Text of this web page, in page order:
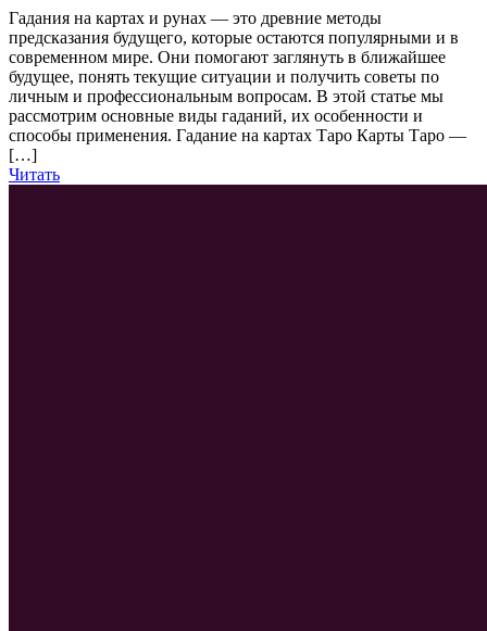
Гадания на картах и рунах — это древние методы
предсказания будущего, которые остаются популярными и в
современном мире. Они помогают заглянуть в ближайшее
будущее, понять текущие ситуации и получить советы по
личным и профессиональным вопросам. В этой статье мы
рассмотрим основные виды гаданий, их особенности и
способы применения. Гадание на картах Таро Карты Таро —
[…]
Читать